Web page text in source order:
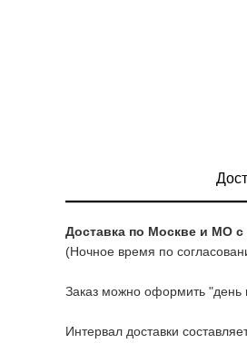
Доставка по Москве и МО с
(Ночное время по
Заказ можно оформить "день
Интервал доставки